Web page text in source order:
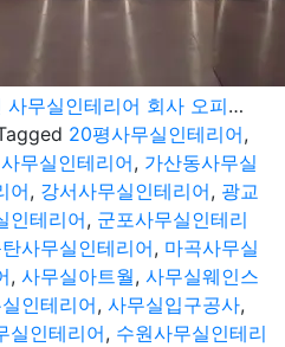
사무실입구 아트월 디자인 사무실인테리어 회사 오피스공사 현장 입니다.
20평사무실인테리어,
무실인테리어, 가산동사무실
어, 강서사무실인테리어, 광교
인테리어, 군포사무실인테리
사무실인테리어, 마곡사무실
, 사무실아트월, 사무실웨인스
인테리어, 사무실입구공사,
실인테리어, 수원사무실인테리